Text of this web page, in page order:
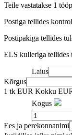
Teile vastatakse 1
Postiga tellides
Postipakiga tellides
ELS kulleriga tellides
Laius
Kõrgus
1 tk EUR Kokku
Kogus
Ees ja perekonnanimi